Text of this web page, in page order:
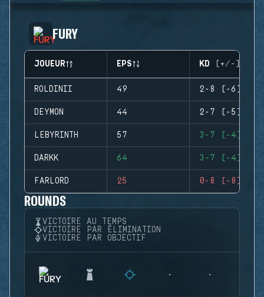
FURY
JOUEUR EPS KD (+/-)
ROLDINII 49 2-8 (-6)
DEYMON 44 2-7 (-5)
LEBYRINTH 57 3-7 (-4)
DARKK 64 3-7 (-4)
FARLORD 25 0-8 (-8)
ROUNDS
VICTOIRE AU TEMPS
VICTOIRE PAR ÉLIMINATION
VICTOIRE PAR OBJECTIF